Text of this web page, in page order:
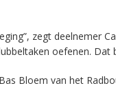
zegt deelnemer
oefenen.
Bloem van het